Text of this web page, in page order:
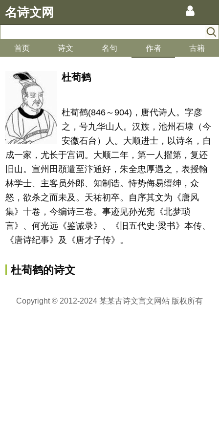
名诗文网
首页 诗文 名句 作者 古籍
杜荀鹤
杜荀鹤(846～904)，唐代诗人。字彦
之，号九华山人。汉族，池州石埭（今
安徽石台）人。大顺进士，以诗名，自
成一家，尤长于宫词。大顺二年，第一人擢第，复还
旧山。宣州田頵遣至汴通好，朱全忠厚遇之，表授翰
林学士、主客员外郎、知制诰。恃势侮易缙绅，众
怒，欲杀之而未及。天祐初卒。自序其文为《唐风
集》十卷，今编诗三卷。事迹见孙光宪《北梦琐
言》、何光远《鉴诫录》、《旧五代史·梁书》本传、
《唐诗纪事》及《唐才子传》。
杜荀鹤的诗文
Copyright © 2012-2024 某某古诗文言文网站 版权所有